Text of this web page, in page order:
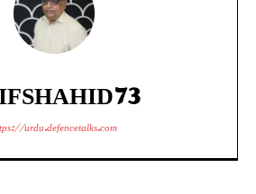
urdu.defencetalks.com